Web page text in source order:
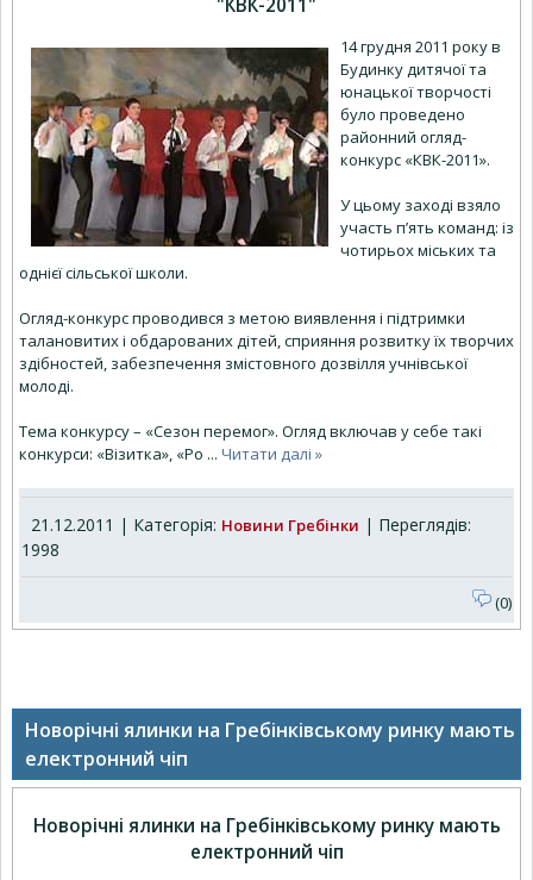
14 грудня 2011 року в
Будинку дитячої та
юнацької творчості
було проведено
районний огляд-
конкурс «КВК-2011».
У цьому заході взяло
участь п’ять команд: із
чотирьох міських та
однієї сільської школи.
Огляд-конкурс проводився з метою виявлення і підтримки
талановитих і обдарованих дітей, сприяння розвитку їх творчих
здібностей, забезпечення змістовного дозвілля учнівської
молоді.
Тема конкурсу – «Сезон перемог». Огляд включав у себе такі
конкурси: «Візитка», «Ро ... Читати далі »
21.12.2011 | Категорія: Новини Гребінки | Переглядів:
1998
(0)
Новорічні ялинки на Гребінківському ринку мають
електронний чіп
Новорічні ялинки на Гребінківському ринку мають
електронний чіп